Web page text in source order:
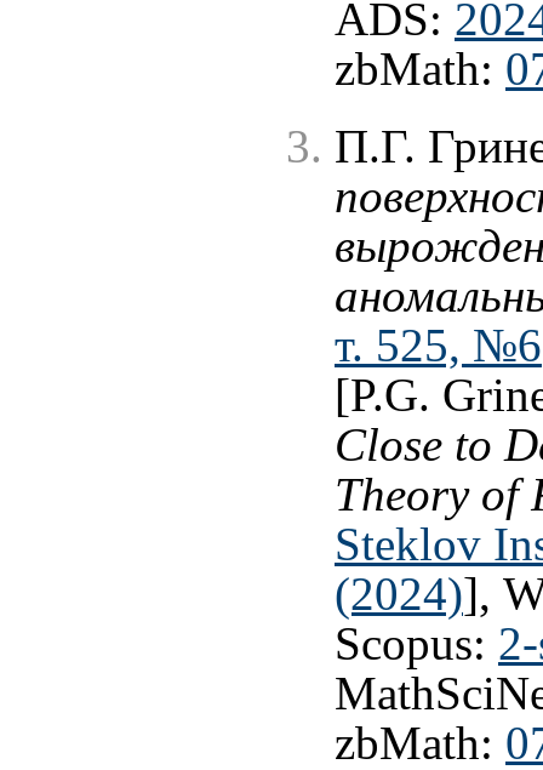
ADS:
zbMath:
П.Г.
т. 525,
[P.G.
Close to
Theory of
Steklov
(2024)],
Scopus:
zbMath: